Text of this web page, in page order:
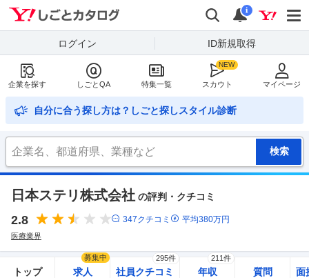
検索
通知
i
ログイン ID新規取得
企業を探す しごとQA 特集一覧 スカウト マイページ
自分に合う探し方は？しごと探しスタイル診断
日本ステリ株式会社 の評判・クチコミ
2.8 347クチコミ 平均380万円
医療業界
トップ 求人
募集中
社員クチコミ
295件
年収
211件
質問 面